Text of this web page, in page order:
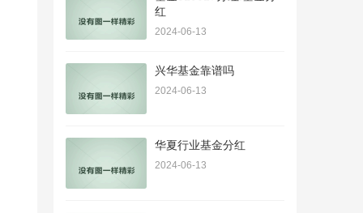
红
2024-06-13
兴华基金靠谱吗
2024-06-13
华夏行业基金分红
2024-06-13